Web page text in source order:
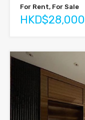
For Rent, For Sale